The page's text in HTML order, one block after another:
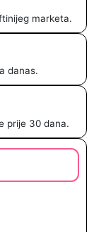
marketa.
danas.
prije 30 dana.